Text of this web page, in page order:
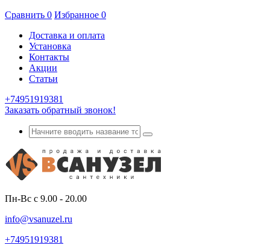
Сравнить 0 Избранное 0
Доставка и оплата
Установка
Контакты
Акции
Статьи
+74951919381
Заказать обратный звонок!
Пн-Вс с 9.00 - 20.00
info@vsanuzel.ru
+74951919381